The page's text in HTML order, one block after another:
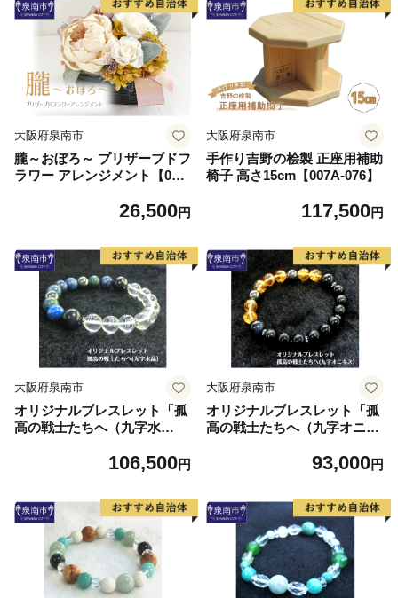
大阪府泉南市
朧～おぼろ～ プリザーブドフ
ラワー アレンジメント【023
26,500円
大阪府泉南市
手作り吉野の桧製 正座用補助
椅子 高さ15cm【007A-076】
117,500円
大阪府泉南市
オリジナルブレスレット「孤
高の戦士たちへ（九字水
106,500円
大阪府泉南市
オリジナルブレスレット「孤
高の戦士たちへ（九字オニキ
93,000円